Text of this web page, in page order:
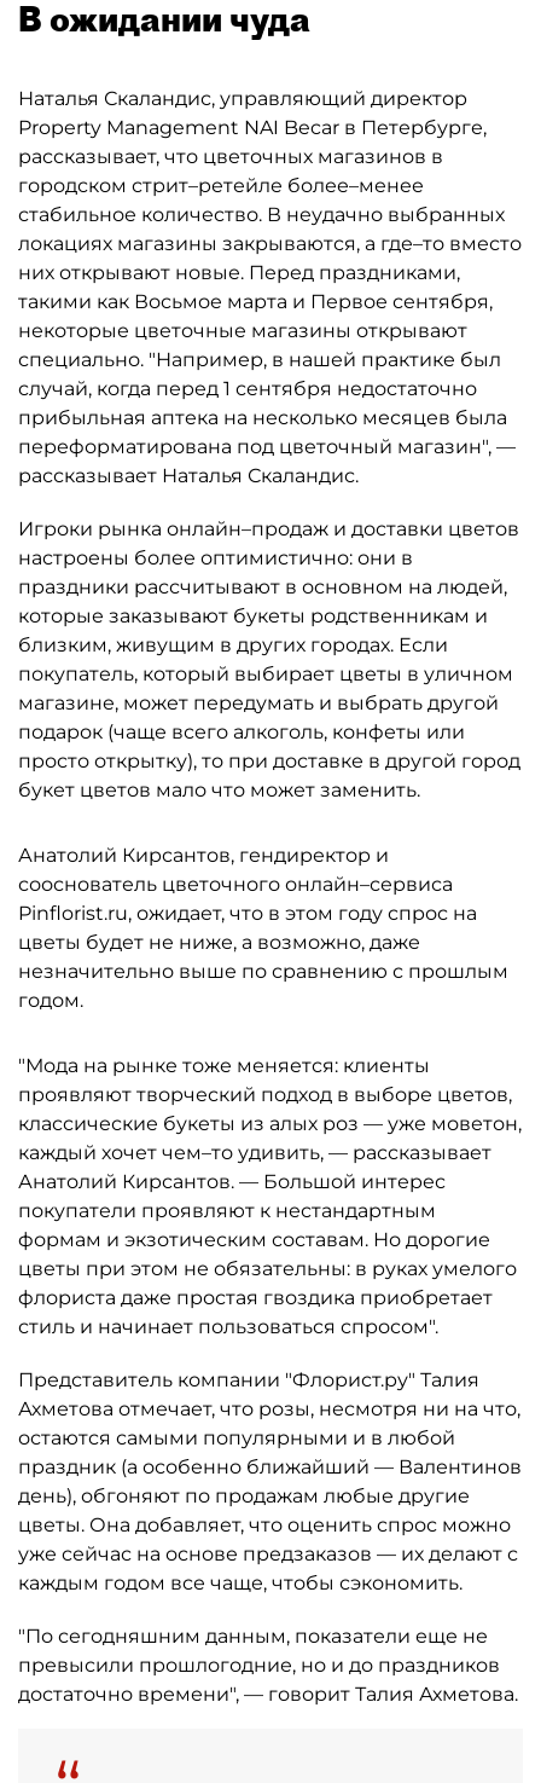
В ожидании чуда
Наталья Скаландис, управляющий директор
Property Management NAI Becar в Петербурге,
рассказывает, что цветочных магазинов в
городском стрит–ретейле более–менее
стабильное количество. В неудачно выбранных
локациях магазины закрываются, а где–то вместо
них открывают новые. Перед праздниками,
такими как Восьмое марта и Первое сентября,
некоторые цветочные магазины открывают
специально. "Например, в нашей практике был
случай, когда перед 1 сентября недостаточно
прибыльная аптека на несколько месяцев была
переформатирована под цветочный магазин", —
рассказывает Наталья Скаландис.
Игроки рынка онлайн–продаж и доставки цветов
настроены более оптимистично: они в
праздники рассчитывают в основном на людей,
которые заказывают букеты родственникам и
близким, живущим в других городах. Если
покупатель, который выбирает цветы в уличном
магазине, может передумать и выбрать другой
подарок (чаще всего алкоголь, конфеты или
просто открытку), то при доставке в другой город
букет цветов мало что может заменить.
Анатолий Кирсантов, гендиректор и
сооснователь цветочного онлайн–сервиса
Pinflorist.ru, ожидает, что в этом году спрос на
цветы будет не ниже, а возможно, даже
незначительно выше по сравнению с прошлым
годом.
"Мода на рынке тоже меняется: клиенты
проявляют творческий подход в выборе цветов,
классические букеты из алых роз — уже моветон,
каждый хочет чем–то удивить, — рассказывает
Анатолий Кирсантов. — Большой интерес
покупатели проявляют к нестандартным
формам и экзотическим составам. Но дорогие
цветы при этом не обязательны: в руках умелого
флориста даже простая гвоздика приобретает
стиль и начинает пользоваться спросом".
Представитель компании "Флорист.ру" Талия
Ахметова отмечает, что розы, несмотря ни на что,
остаются самыми популярными и в любой
праздник (а особенно ближайший — Валентинов
день), обгоняют по продажам любые другие
цветы. Она добавляет, что оценить спрос можно
уже сейчас на основе предзаказов — их делают с
каждым годом все чаще, чтобы сэкономить.
"По сегодняшним данным, показатели еще не
превысили прошлогодние, но и до праздников
достаточно времени", — говорит Талия Ахметова.